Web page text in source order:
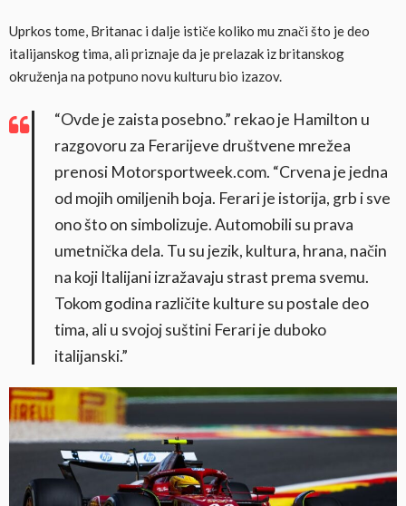
Uprkos tome, Britanac i dalje ističe koliko mu znači što je deo
italijanskog tima, ali priznaje da je prelazak iz britanskog
okruženja na potpuno novu kulturu bio izazov.
“Ovde je zaista posebno.” rekao je Hamilton u
razgovoru za Ferarijeve društvene mrežea
prenosi Motorsportweek.com. “Crvena je jedna
od mojih omiljenih boja. Ferari je istorija, grb i sve
ono što on simbolizuje. Automobili su prava
umetnička dela. Tu su jezik, kultura, hrana, način
na koji Italijani izražavaju strast prema svemu.
Tokom godina različite kulture su postale deo
tima, ali u svojoj suštini Ferari je duboko
italijanski.”